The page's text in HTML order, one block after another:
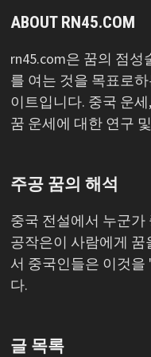
ABOUT RN45.COM
rn45.com은 꿈의 점
를 여는 것을 목표로
이트입니다. 중국 운
꿈 운세에 대한 연구
주공 꿈의 해석
중국 전설에서 누군
공작은이 사람에게
서 중국인들은 이것
다.
글 목록